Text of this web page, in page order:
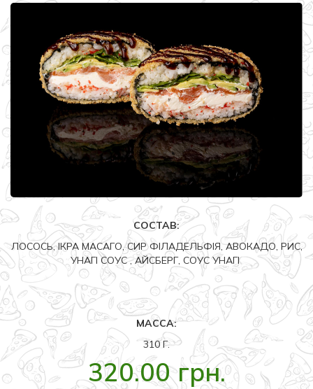
СОСТАВ:
ЛОСОСЬ, ІКРА МАСАГО, СИР ФІЛАДЕЛЬФІЯ, АВОКАДО, РИС,
УНАГІ СОУС , АЙСБЕРГ, СОУС УНАГІ
МАССА:
310 Г.
320.00 грн.